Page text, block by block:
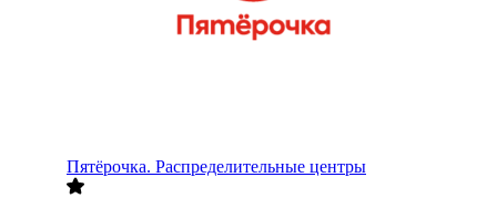
Пятёрочка. Распределительные центры